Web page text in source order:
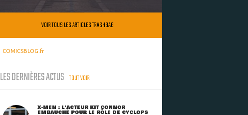
VOIR TOUS LES ARTICLES TRASHBAG
COMICSBLOG.fr
LES DERNIÈRES ACTUS TOUT VOIR
X-MEN : L'ACTEUR KIT CONNOR
EMBAUCHÉ POUR LE RÔLE DE CYCLOPS